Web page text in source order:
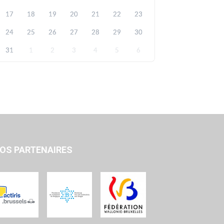
17 18 19 20 21 22 23
24 25 26 27 28 29 30
31 1 2 3 4 5 6
PARTENAIRES